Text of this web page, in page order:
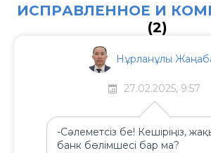
ИСПРАВЛЕННОЕ И
(2)
Нұрланұлы
27.02.2025, 9:57
-Сәлеметсіз бе! Кешіріңіз,
банк бөлімшесі бар ма?